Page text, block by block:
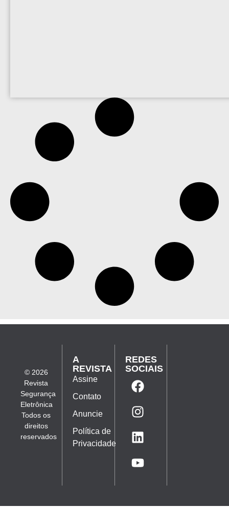
© 2026
Revista
Segurança
Eletrônica
Todos os
direitos
reservados
A
REVISTA
Assine
Contato
Anuncie
Política de
Privacidade
REDES
SOCIAIS